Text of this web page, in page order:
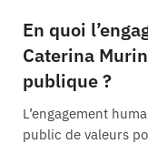
En quoi
Caterina
publique ?
L’engagement
public de valeurs